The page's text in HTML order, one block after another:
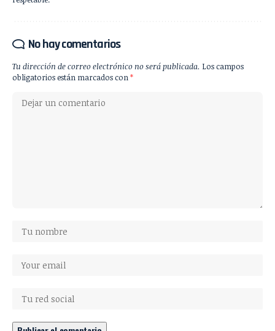
No hay comentarios
Tu dirección de correo electrónico no será publicada. Los campos
obligatorios están marcados con*